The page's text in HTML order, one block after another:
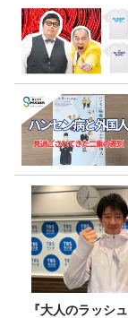
『大人のラッシ